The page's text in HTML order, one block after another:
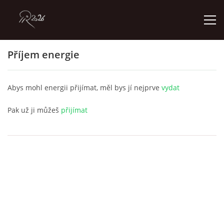
ÚVOD
GALERIE
Příjem energie
Abys mohl energii přijímat, měl bys jí nejprve vydat
Pak už ji můžeš přijímat